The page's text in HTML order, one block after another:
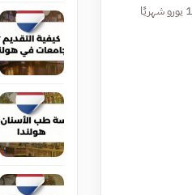
الدخل الشهري: يجب أن يكون لديك دخل ثابت يعادل أو يتجاوز الحد الأدنى المحدد من قبل الحكومة الهولندية، والذي يقدر حاليًا بحوالي 1,680 يورو شهريًا